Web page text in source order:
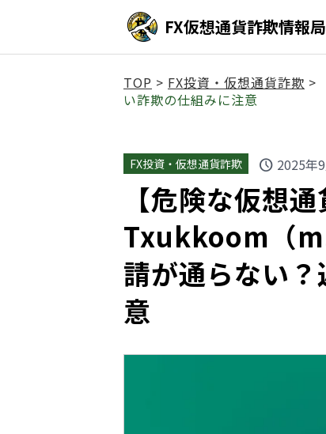
FX仮想通貨詐欺情報局
TOP > FX投資・仮想通貨詐欺 >
い詐欺の仕組みに注意
FX投資・仮想通貨詐欺 schedule 2025年
【危険な仮想通
Txukkoom（
請が通らない
意